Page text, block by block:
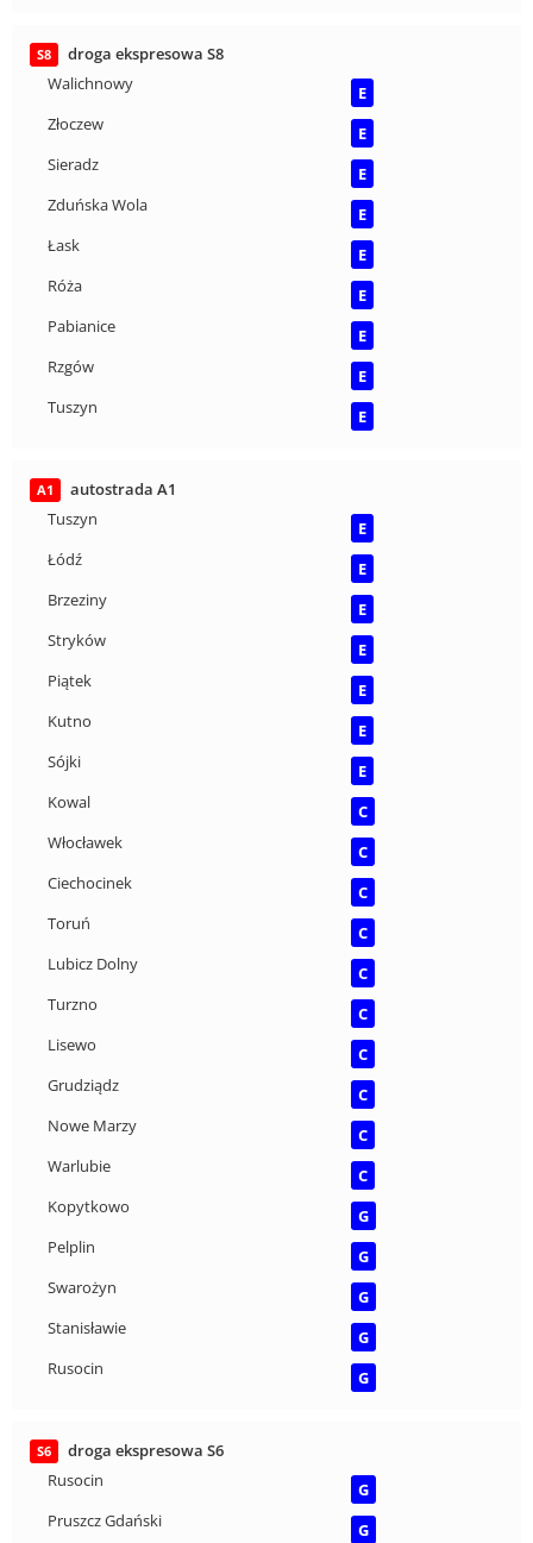
S8
droga ekspresowa S8
Walichnowy
E
Złoczew
E
Sieradz
E
Zduńska Wola
E
Łask
E
Róża
E
Pabianice
E
Rzgów
E
Tuszyn
E
A1
autostrada A1
Tuszyn
E
Łódź
E
Brzeziny
E
Stryków
E
Piątek
E
Kutno
E
Sójki
E
Kowal
C
Włocławek
C
Ciechocinek
C
Toruń
C
Lubicz Dolny
C
Turzno
C
Lisewo
C
Grudziądz
C
Nowe Marzy
C
Warlubie
C
Kopytkowo
G
Pelplin
G
Swarożyn
G
Stanisławie
G
Rusocin
G
S6
droga ekspresowa S6
Rusocin
G
Pruszcz Gdański
G